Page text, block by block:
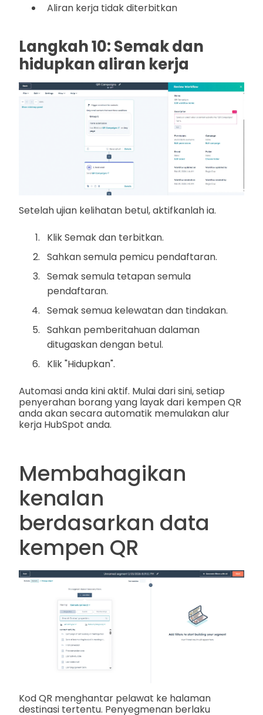
Aliran kerja tidak diterbitkan
Langkah 10: Semak dan
hidupkan aliran kerja
Setelah ujian kelihatan betul, aktifkanlah ia.
Klik Semak dan terbitkan.
Sahkan semula pemicu pendaftaran.
Semak semula tetapan semula
pendaftaran.
Semak semua kelewatan dan tindakan.
Sahkan pemberitahuan dalaman
ditugaskan dengan betul.
Klik "Hidupkan".
Automasi anda kini aktif. Mulai dari sini, setiap
penyerahan borang yang layak dari kempen QR
anda akan secara automatik memulakan alur
kerja HubSpot anda.
Membahagikan
kenalan
berdasarkan data
kempen QR
Kod QR menghantar pelawat ke halaman
destinasi tertentu. Penyegmenan berlaku